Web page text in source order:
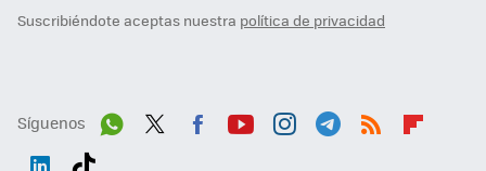
Suscribiéndote aceptas nuestra política de privacidad
Síguenos